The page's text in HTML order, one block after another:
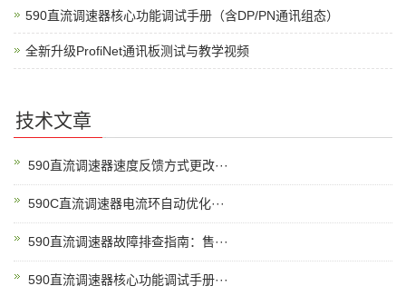
590直流调速器核心功能调试手册（含DP/PN通讯组态）
全新升级ProfiNet通讯板测试与教学视频
技术文章
590直流调速器速度反馈方式更改···
590C直流调速器电流环自动优化···
590直流调速器故障排查指南：售···
590直流调速器核心功能调试手册···